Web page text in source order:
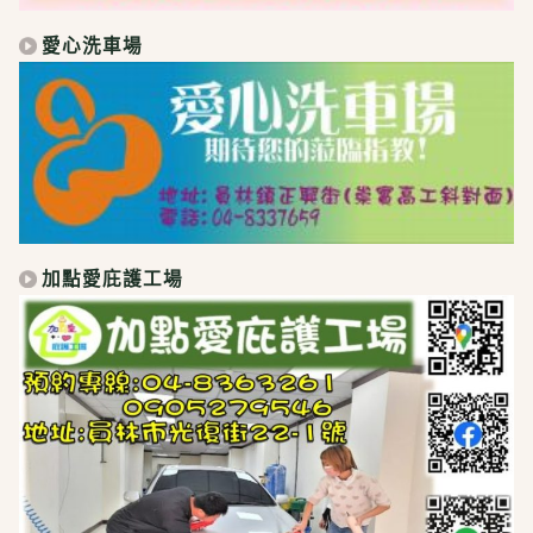
愛心洗車場
加點愛庇護工場